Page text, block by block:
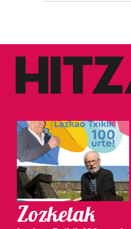
Zozketak